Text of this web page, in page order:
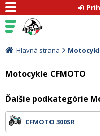
Hlavná strana
Motocykle CFMOTO
Ďalšie podkategórie
CFMOTO 300SR